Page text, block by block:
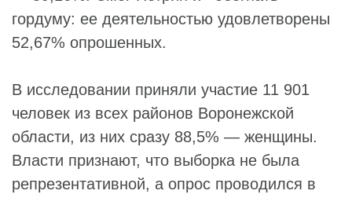
гордуму: ее деятельностью удовлетворены
52,67% опрошенных.
В исследовании приняли участие 11 901
человек из всех районов Воронежской
области, из них сразу 88,5% — женщины.
Власти признают, что выборка не была
репрезентативной, а опрос проводился в